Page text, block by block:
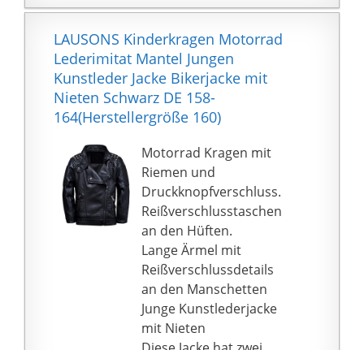
Belüftung und
beeinträchtigen das
Aussehen des
Kleidungsstücks nicht.
Wenn die drei
Reißverschlüsse
geöffnet werden, kann
die Luftzirkulation
beschleunigt werden
und der Schweiß auf
der Körperoberfläche
kann rechtzeitig
verdampfen, um
überschüssige Wärme
zu entfernen.
Atmungsaktiver als
herkömmliche
Softshell-Jacke unter
LAUSONS Kinderkragen Motorrad
Lederimitat Mantel Jungen
Kunstleder Jacke Bikerjacke mit
Nieten Schwarz DE 158-
164(Herstellergröße 160)
Motorrad Kragen mit
Riemen und
Druckknopfverschluss.
Reißverschlusstaschen
an den Hüften.
Lange Ärmel mit
Reißverschlussdetails
an den Manschetten
Junge Kunstlederjacke
mit Nieten